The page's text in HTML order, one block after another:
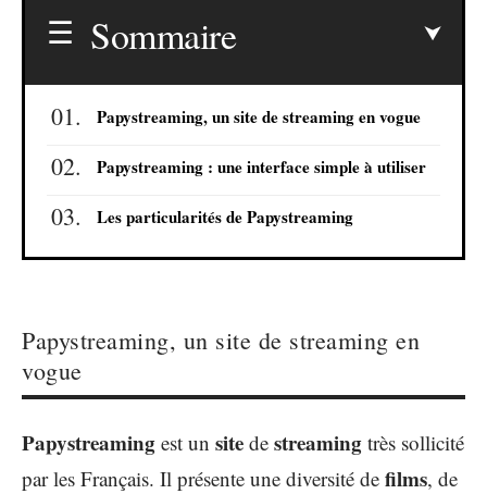
Sommaire
Papystreaming, un site de streaming en vogue
Papystreaming : une interface simple à utiliser
Les particularités de Papystreaming
Papystreaming, un site de streaming en
vogue
Papystreaming est un site de streaming très sollicité
par les Français. Il présente une diversité de films, de